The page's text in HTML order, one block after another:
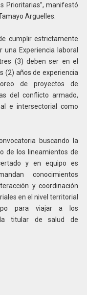
Prioritarias”, manifestó
Arguelles.
cumplir estrictamente
Experiencia laboral
(3) deben ser en el
(2) años de experiencia
de proyectos de
del conflicto armado,
e intersectorial como
buscando la
de los lineamientos de
y en equipo es
conocimientos
y coordinación
en el nivel territorial
para viajar a los
la titular de salud de